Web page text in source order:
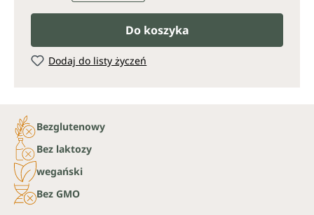
Do koszyka
Dodaj do listy życzeń
Bezglutenowy
Bez laktozy
wegański
Bez GMO